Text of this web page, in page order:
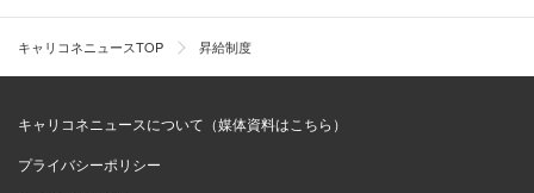
キャリコネニュースTOP 昇給制度
キャリコネニュースについて（媒体資料はこちら）
プライバシーポリシー